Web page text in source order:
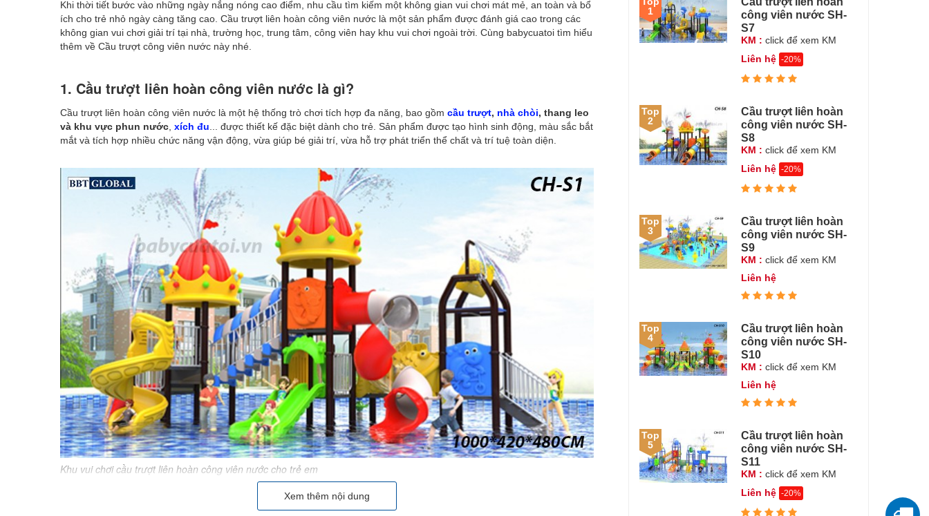
Khi thời tiết bước vào những ngày nắng nóng cao điểm, nhu cầu tìm kiếm một không gian vui chơi mát mẻ, an toàn và bổ
ích cho trẻ nhỏ ngày càng tăng cao. Cầu trượt liên hoàn công viên nước là một sản phẩm được đánh giá cao trong các
không gian vui chơi giải trí tại nhà, trường học, trung tâm, công viên hay khu vui chơi ngoài trời. Cùng babycuatoi tìm hiểu
thêm về Cầu trượt công viên nước này nhé.
1. Cầu trượt liên hoàn công viên nước là gì?
Cầu trượt liên hoàn công viên nước là một hệ thống trò chơi tích hợp đa năng, bao gồm cầu trượt, nhà chòi, thang leo
và khu vực phun nước xích đu
được thiết kế đặc biệt dành cho trẻ. Sản phẩm được tạo hình sinh động, màu sắc bắt
mắt và tích hợp nhiều chức năng vận động, vừa giúp bé giải trí, vừa hỗ trợ phát triển thể chất và trí tuệ toàn diện.
Khu vui chơi cầu trượt liên hoàn công viên nước cho trẻ em
Xem thêm nội dung
1
công viên nước SH-
S7
KM : click để xem KM
Liên hệ -20%
Top
2
Cầu trượt liên hoàn
công viên nước SH-
S8
KM : click để xem KM
Liên hệ -20%
Top
3
Cầu trượt liên hoàn
công viên nước SH-
S9
KM : click để xem KM
Liên hệ
Top
4
Cầu trượt liên hoàn
công viên nước SH-
S10
KM : click để xem KM
Liên hệ
Top
5
Cầu trượt liên hoàn
công viên nước SH-
S11
KM : click để xem KM
Liên hệ -20%